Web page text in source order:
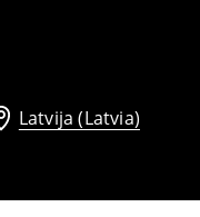
Latvija (Latvia)